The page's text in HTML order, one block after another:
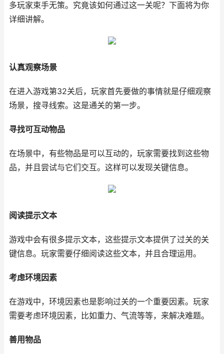
多玩家束手无策。究竟该如何通过这一关呢？下面将为你
详细讲解。
认真观察场景
在进入游戏第32关后，玩家首先要做的事情就是仔细观察
场景，搜寻线索。这是通关的第一步。
寻找可互动物品
在场景中，有些物品是可以互动的，玩家需要找到这些物
品，并且尝试与它们交互。这样可以发现关键信息。
阅读提示文本
游戏中会有很多提示文本，这些提示文本提供了过关的关
键信息。玩家需要仔细阅读这些文本，并且合理运用。
考虑环境因素
在游戏中，环境因素也是影响过关的一个重要因素。玩家
需要考虑环境因素，比如重力、气流等等，来解决难题。
善用物品